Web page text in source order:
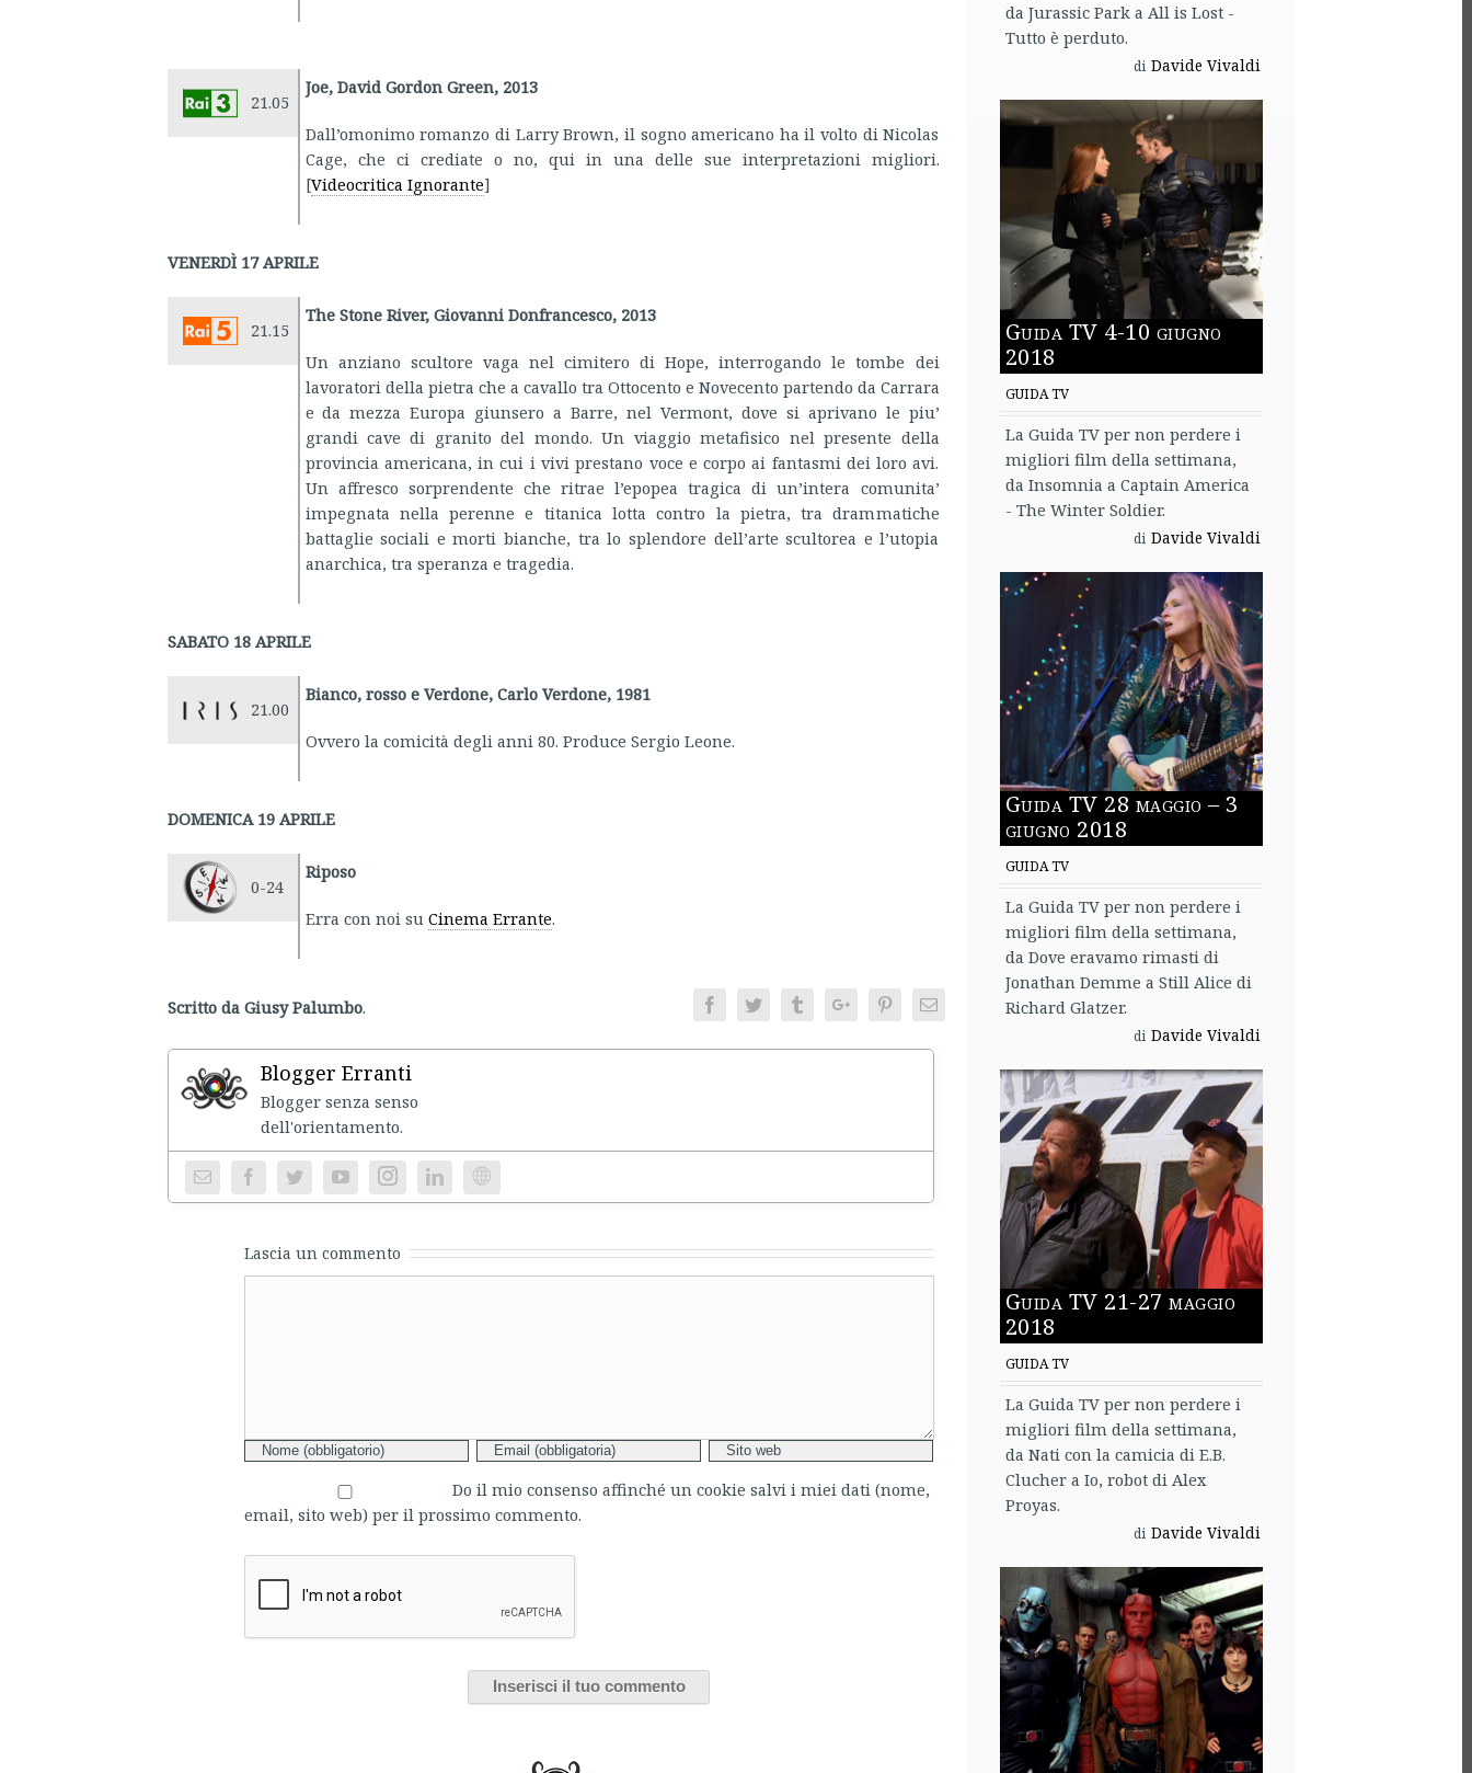
21.05
Joe, David Gordon Green, 2013
Dall’omonimo romanzo di Larry Brown, il sogno americano ha il volto di Nicolas
Cage, che ci crediate o no, qui in una delle sue interpretazioni migliori.
[Videocritica Ignorante]
VENERDÌ 17 APRILE
21.15
The Stone River, Giovanni Donfrancesco, 2013
Un anziano scultore vaga nel cimitero di Hope, interrogando le tombe dei
lavoratori della pietra che a cavallo tra Ottocento e Novecento partendo da Carrara
e da mezza Europa giunsero a Barre, nel Vermont, dove si aprivano le piu’
grandi cave di granito del mondo. Un viaggio metafisico nel presente della
provincia americana, in cui i vivi prestano voce e corpo ai fantasmi dei loro avi.
Un affresco sorprendente che ritrae l’epopea tragica di un’intera comunita’
impegnata nella perenne e titanica lotta contro la pietra, tra drammatiche
battaglie sociali e morti bianche, tra lo splendore dell’arte scultorea e l’utopia
anarchica, tra speranza e tragedia.
SABATO 18 APRILE
21.00
Bianco, rosso e Verdone, Carlo Verdone, 1981
Ovvero la comicità degli anni 80. Produce Sergio Leone.
DOMENICA 19 APRILE
0-24
Riposo
Erra con noi su Cinema Errante.
Scritto da Giusy Palumbo. FacebookTwitter TumblrGoogle+PinterestEmail
Blogger Erranti
Blogger senza senso
dell'orientamento.
Instagram Website
Lascia un commento
Do il mio consenso affinché un cookie salvi i miei dati (nome,
email, sito web) per il prossimo commento.
da Jurassic Park a All is Lost -
Tutto è perduto.
di Davide Vivaldi
Guida TV 4-10 giugno
2018
GUIDA TV
La Guida TV per non perdere i
migliori film della settimana,
da Insomnia a Captain America
- The Winter Soldier.
di Davide Vivaldi
Guida TV 28 maggio – 3
giugno 2018
GUIDA TV
La Guida TV per non perdere i
migliori film della settimana,
da Dove eravamo rimasti di
Jonathan Demme a Still Alice di
Richard Glatzer.
di Davide Vivaldi
Guida TV 21-27 maggio
2018
GUIDA TV
La Guida TV per non perdere i
migliori film della settimana,
da Nati con la camicia di E.B.
Clucher a Io, robot di Alex
Proyas.
di Davide Vivaldi